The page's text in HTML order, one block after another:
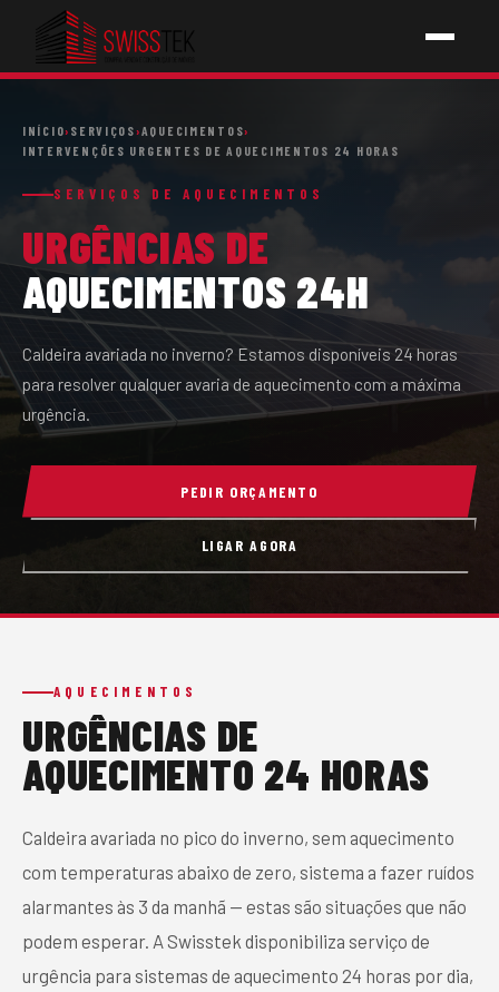
SERVIÇOS
↳ PICHELARIA
↳ ELETRICIDADE
↳ AQUECIMENTOS
↳ CONSTRUÇÕES
PEDIR ORÇAMENTO
INÍCIO› SERVIÇOS›AQUECIMENTOS›
INTERVENÇÕES URGENTES DE AQUECIMENTOS 24 HORAS
SERVIÇOS DE AQUECIMENTOS
URGÊNCIAS DE
AQUECIMENTOS 24H
Caldeira avariada no inverno? Estamos disponíveis 24 horas
para resolver qualquer avaria de aquecimento com a máxima
urgência.
PEDIR ORÇAMENTO
LIGAR AGORA
AQUECIMENTOS
URGÊNCIAS DE
AQUECIMENTO 24 HORAS
Caldeira avariada no pico do inverno, sem aquecimento
com temperaturas abaixo de zero, sistema a fazer ruídos
alarmantes às 3 da manhã — estas são situações que não
podem esperar. A Swisstek disponibiliza serviço de
urgência para sistemas de aquecimento 24 horas por dia,